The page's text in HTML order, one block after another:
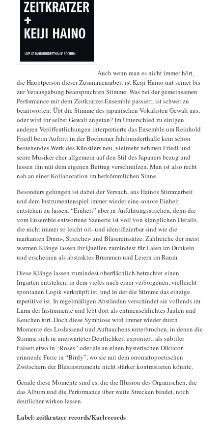
Auch wenn man es nicht immer hört,
die Hauptperson dieser Zusammenarbeit ist Keiji Haino mit seiner bis
zur Verausgabung beanspruchten Stimme. Was bei der gemeinsamen
Performance mit dem Zeitkratzer-Ensemble passiert, ist schwer zu
beantworten: Übt die Stimme des japanischen Vokalisten Gewalt aus,
oder wird ihr selbst Gewalt angetan? Im Unterschied zu einigen
anderen Veröffentlichungen interpretierte das Ensemble um Reinhold
Friedl beim Auftritt in der Bochumer Jahrhunderthalle kein schon
bestehendes Werk des Künstlers neu, vielmehr nehmen Friedl und
seine Musiker eher allgemein auf den Stil des Japaners bezug und
lassen ihn mit dem eigenen Beitrag verschmilzen. Man ist also recht
nah an einer Kollaboration im herkömmlichen Sinne.
Besonders gelungen ist dabei der Versuch, aus Hainos Stimmarbeit
und dem Instrumentenspiel immer wieder eine sonore Einheit
entstehen zu lassen. “Einheit” aber in Anführungsstrichen, denn die
vom Ensemble entworfene Szenerie ist voll von klanglichen Details,
die nicht immer so leicht ort- und identifizierbar sind wie die
markanten Drum-, Streicher- und Bläsereinsätze. Zahlreiche der meist
warmen Klänge lassen ihr Quellen zumindest für Laien im Dunkeln
und erscheinen als abstraktes Brummen und Leiern im Raum.
Diese Klänge lassen zumindest oberflächlich betrachtet einen
Irrgarten entstehen, in dem vieles nach einer verborgenen, vielleicht
spontanen Logik verknüpft ist, und in der die Stimme das einzige
repetitive ist. In regelmäßigen Abständen verschindet sie vollends im
Lärm der Instrumente und lebt dort als entmenschlichtes Jaulen und
Keuchen fort. Doch diese Symbiose wird immer wieder durch
Momente des Loslassend und Auftauchens unterbrochen, in denen die
Stimme sich in unerwarteter Deutlichkeit exponiert, als subtiler
Falsett etwa in “Roses” oder als an einen hysterischen Diktator
erinnerde Furie in “Birdy”, wo sie mit dem onomatopoetischen
Zwitschern der Blasinstrumente nicht stärker kontrastieren könnte.
Gerade diese Momente sind es, die die Illusion des Organischen, die
das Album und die Performance über weite Strecken bindet, noch
deutlicher wirken lassen.
Label: zeitkratzer records/Karlrecords